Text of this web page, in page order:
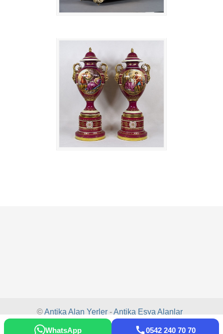
©Antika Alan Yerler -Antika Eşya Alanlar
-Antika Alım Satım Antika Alanlar
WhatsApp 0542 240 70 70